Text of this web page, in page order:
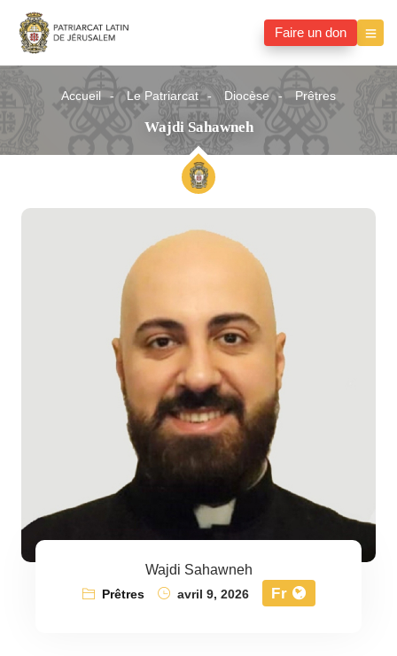
Faire un don
Accueil Le Patriarcat Diocèse Prêtres
Wajdi Sahawneh
Wajdi Sahawneh
Prêtres avril 9, 2026 Fr